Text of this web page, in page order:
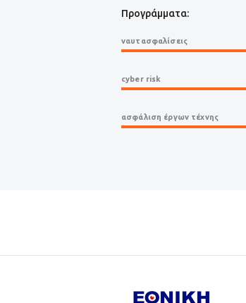
Προγράμματα:
ναυτασφαλίσεις
cyber risk
ασφάλιση έργων τέχνης